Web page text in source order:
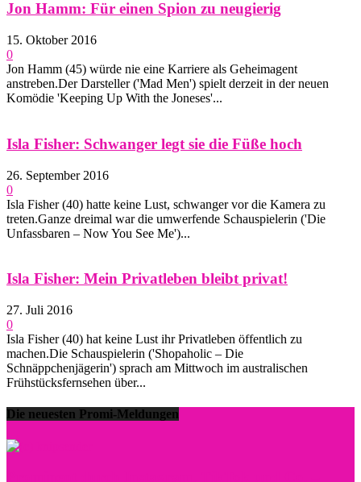
Jon Hamm: Für einen Spion zu neugierig
15. Oktober 2016
0
Jon Hamm (45) würde nie eine Karriere als Geheimagent
anstreben.Der Darsteller ('Mad Men') spielt derzeit in der neuen
Komödie 'Keeping Up With the Joneses'...
Isla Fisher: Schwanger legt sie die Füße hoch
26. September 2016
0
Isla Fisher (40) hatte keine Lust, schwanger vor die Kamera zu
treten.Ganze dreimal war die umwerfende Schauspielerin ('Die
Unfassbaren – Now You See Me')...
Isla Fisher: Mein Privatleben bleibt privat!
27. Juli 2016
0
Isla Fisher (40) hat keine Lust ihr Privatleben öffentlich zu
machen.Die Schauspielerin ('Shopaholic – Die
Schnäppchenjägerin') sprach am Mittwoch im australischen
Frühstücksfernsehen über...
Die neuesten Promi-Meldungen